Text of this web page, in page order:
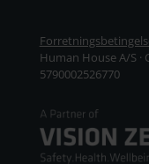
Human House A/S ·
5790002526770